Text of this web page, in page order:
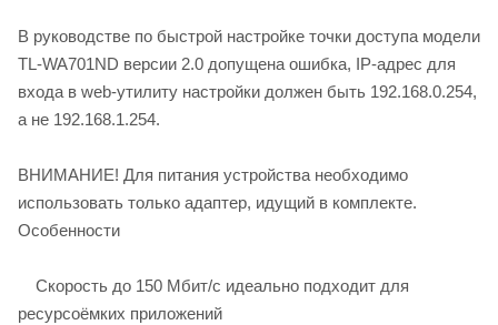
В руководстве по быстрой настройке точки доступа модели
TL-WA701ND версии 2.0 допущена ошибка, IP-адрес для
входа в web-утилиту настройки должен быть 192.168.0.254,
а не 192.168.1.254.
ВНИМАНИЕ! Для питания устройства необходимо
использовать только адаптер, идущий в комплекте.
Особенности
Скорость до 150 Мбит/с идеально подходит для
ресурсоёмких приложений